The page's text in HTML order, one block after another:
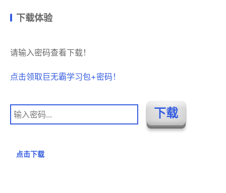
下载体验
请输入密码查看下载！
点击领取巨无霸学习包+密码！
点击下载